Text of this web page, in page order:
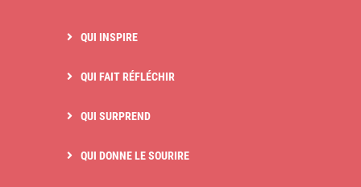
QUI INSPIRE
QUI FAIT RÉFLÉCHIR
QUI SURPREND
QUI DONNE LE SOURIRE